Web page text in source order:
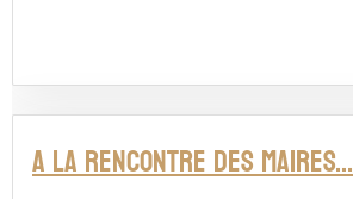
A la rencontre des Maires…